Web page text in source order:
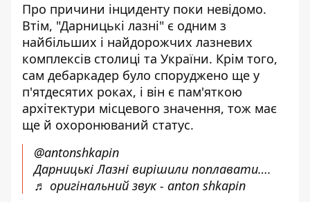
Про причини інциденту поки невідомо.
Втім, "Дарницькі лазні" є одним з
найбільших і найдорожчих лазневих
комплексів столиці та України. Крім того,
сам дебаркадер було споруджено ще у
п'ятдесятих роках, і він є пам'яткою
архітектури місцевого значення, тож має
ще й охоронюваний статус.
@antonshkapin
Дарницькі Лазні вирішили поплавати….
♬ оригінальний звук - anton shkapin